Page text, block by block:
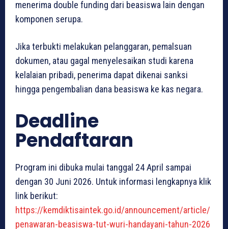
menerima double funding dari beasiswa lain dengan
komponen serupa.
Jika terbukti melakukan pelanggaran, pemalsuan
dokumen, atau gagal menyelesaikan studi karena
kelalaian pribadi, penerima dapat dikenai sanksi
hingga pengembalian dana beasiswa ke kas negara.
Deadline
Pendaftaran
Program ini dibuka mulai tanggal 24 April sampai
dengan 30 Juni 2026. Untuk informasi lengkapnya klik
link berikut:
https://kemdiktisaintek.go.id/announcement/article/
penawaran-beasiswa-tut-wuri-handayani-tahun-2026